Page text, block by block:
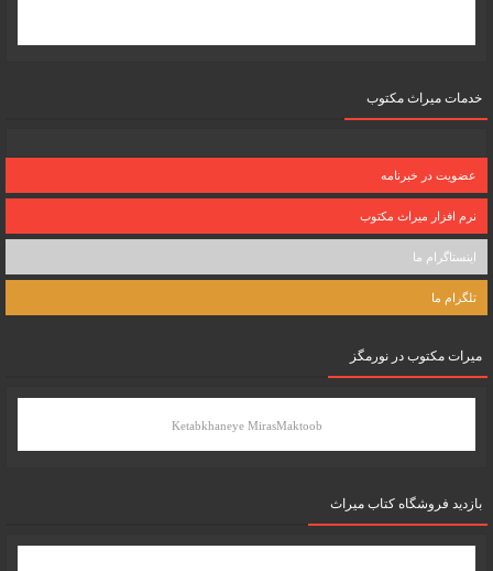
خدمات میراث مکتوب
عضویت در خبرنامه
نرم افزار میراث مکتوب
اینستاگرام ما
تلگرام ما
میرات مکتوب در نورمگز
Ketabkhaneye MirasMaktoob
بازدید فروشگاه کتاب میراث